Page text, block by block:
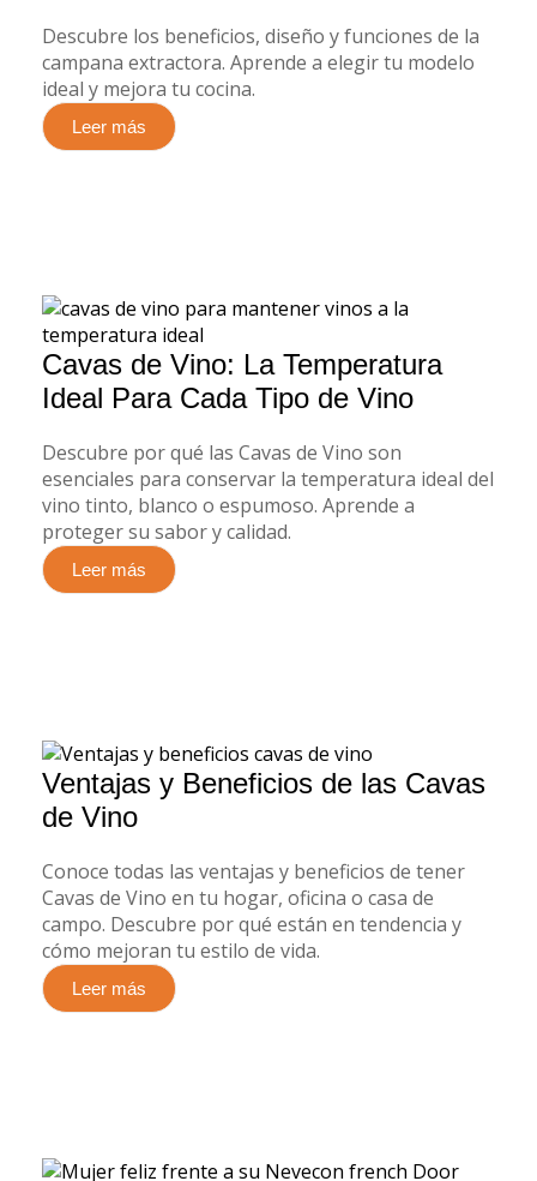
Descubre los beneficios, diseño y funciones de la
campana extractora. Aprende a elegir tu modelo
ideal y mejora tu cocina.
Leer más
Cavas de Vino: La Temperatura
Ideal Para Cada Tipo de Vino
Descubre por qué las Cavas de Vino son
esenciales para conservar la temperatura ideal del
vino tinto, blanco o espumoso. Aprende a
proteger su sabor y calidad.
Leer más
Ventajas y Beneficios de las Cavas
de Vino
Conoce todas las ventajas y beneficios de tener
Cavas de Vino en tu hogar, oficina o casa de
campo. Descubre por qué están en tendencia y
cómo mejoran tu estilo de vida.
Leer más